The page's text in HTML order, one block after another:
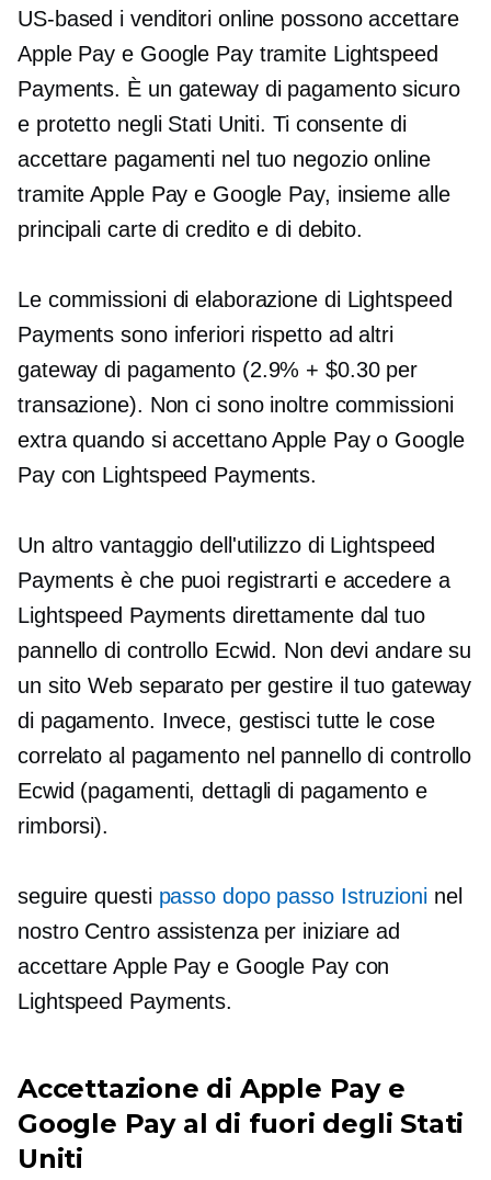
US-based i venditori online possono accettare
Apple Pay e Google Pay tramite Lightspeed
Payments. È un gateway di pagamento sicuro
e protetto negli Stati Uniti. Ti consente di
accettare pagamenti nel tuo negozio online
tramite Apple Pay e Google Pay, insieme alle
principali carte di credito e di debito.
Le commissioni di elaborazione di Lightspeed
Payments sono inferiori rispetto ad altri
gateway di pagamento (2.9% + $0.30 per
transazione). Non ci sono inoltre commissioni
extra quando si accettano Apple Pay o Google
Pay con Lightspeed Payments.
Un altro vantaggio dell'utilizzo di Lightspeed
Payments è che puoi registrarti e accedere a
Lightspeed Payments direttamente dal tuo
pannello di controllo Ecwid. Non devi andare su
un sito Web separato per gestire il tuo gateway
di pagamento. Invece, gestisci tutte le cose
correlato al pagamentonel pannello di controllo
Ecwid (pagamenti, dettagli di pagamento e
rimborsi).
seguire questi passo dopo passoIstruzioninel
nostro Centro assistenza per iniziare ad
accettare Apple Pay e Google Pay con
Lightspeed Payments.
Accettazione di Apple Pay e
Google Pay al di fuori degli Stati
Uniti